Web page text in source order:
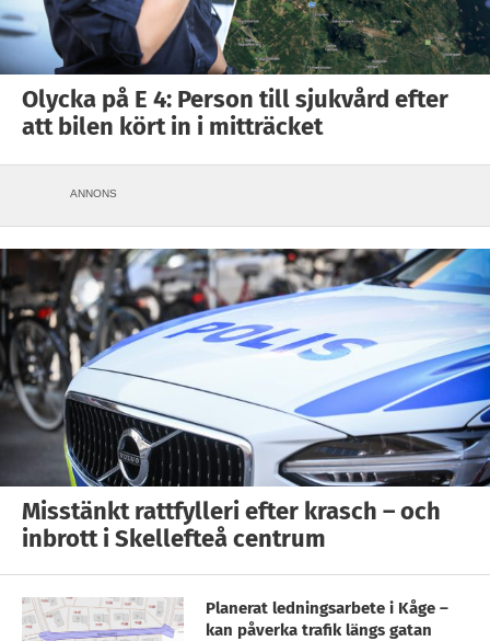
Olycka på E 4: Person till sjukvård efter
att bilen kört in i mitträcket
ANNONS
Misstänkt rattfylleri efter krasch – och
inbrott i Skellefteå centrum
Planerat ledningsarbete i Kåge –
kan påverka trafik längs gatan